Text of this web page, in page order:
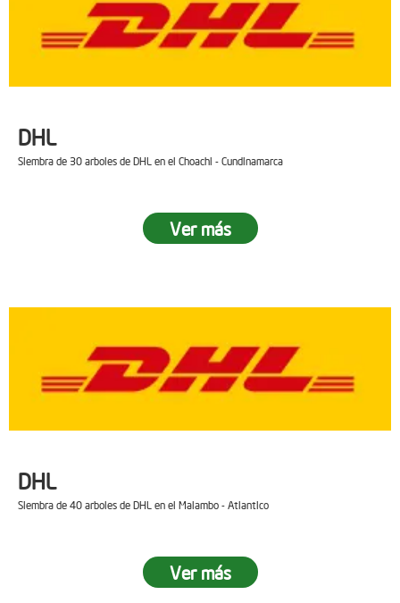
DHL
Siembra de 30 arboles de DHL en el Choachi - Cundinamarca
Ver más
DHL
Siembra de 40 arboles de DHL en el Malambo - Atlantico
Ver más